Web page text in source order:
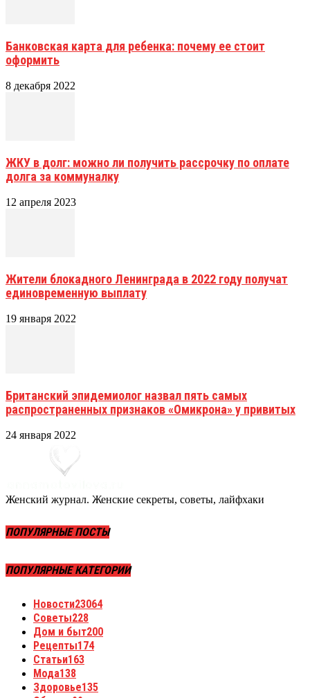
Банковская карта для ребенка: почему ее стоит
оформить
8 декабря 2022
ЖКУ в долг: можно ли получить рассрочку по оплате
долга за коммуналку
12 апреля 2023
Жители блокадного Ленинграда в 2022 году получат
единовременную выплату
19 января 2022
Британский эпидемиолог назвал пять самых
распространенных признаков «Омикрона» у привитых
24 января 2022
Женский журнал. Женские секреты, советы, лайфхаки
ПОПУЛЯРНЫЕ ПОСТЫ
ПОПУЛЯРНЫЕ КАТЕГОРИИ
Новости23064
Советы228
Дом и быт200
Рецепты174
Статьи163
Мода138
Здоровье135